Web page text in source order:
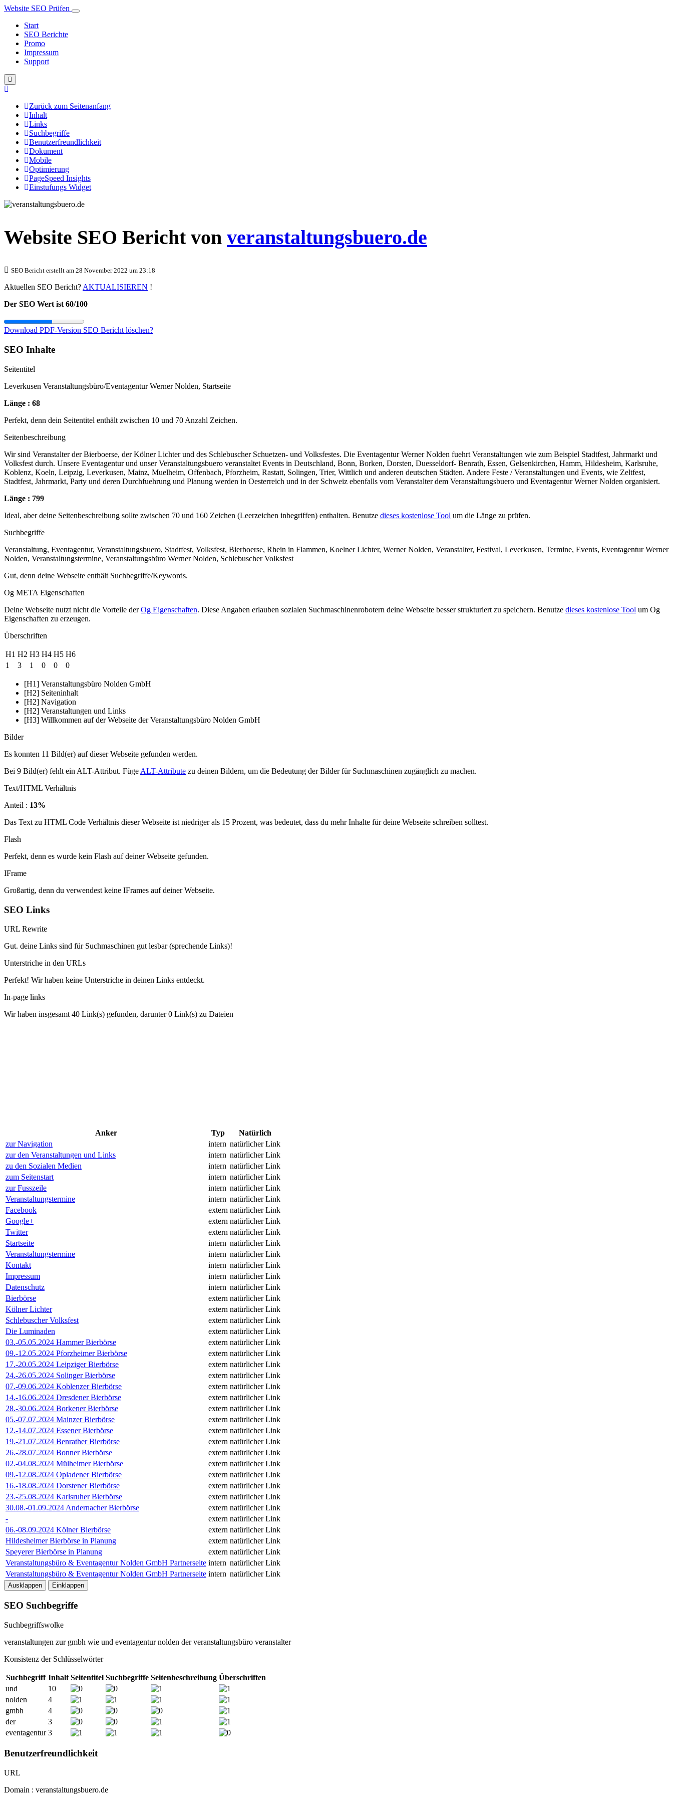
Website SEO Prüfen
Start
SEO Berichte
Promo
Impressum
Support
Zurück zum Seitenanfang
Inhalt
Links
Suchbegriffe
Benutzerfreundlichkeit
Dokument
Mobile
Optimierung
PageSpeed Insights
Einstufungs Widget
Website SEO Bericht von veranstaltungsbuero.de
SEO Bericht erstellt am 28 November 2022 um 23:18
Aktuellen SEO Bericht? AKTUALISIEREN !
Der SEO Wert ist 60/100
Download PDF-Version SEO Bericht löschen?
SEO Inhalte
Seitentitel
Leverkusen Veranstaltungsbüro/Eventagentur Werner Nolden, Startseite
Länge : 68
Perfekt, denn dein Seitentitel enthält zwischen 10 und 70 Anzahl Zeichen.
Seitenbeschreibung
Wir sind Veranstalter der Bierboerse, der Kölner Lichter und des Schlebuscher Schuetzen- und Volksfestes. Die Eventagentur Werner Nolden fuehrt Veranstaltungen wie zum Beispiel Stadtfest, Jahrmarkt und
Volksfest durch. Unsere Eventagentur und unser Veranstaltungsbuero veranstaltet Events in Deutschland, Bonn, Borken, Dorsten, Duesseldorf- Benrath, Essen, Gelsenkirchen, Hamm, Hildesheim, Karlsruhe,
Koblenz, Koeln, Leipzig, Leverkusen, Mainz, Muelheim, Offenbach, Pforzheim, Rastatt, Solingen, Trier, Wittlich und anderen deutschen Städten. Andere Feste / Veranstaltungen und Events, wie Zeltfest,
Stadtfest, Jahrmarkt, Party und deren Durchfuehrung und Planung werden in Oesterreich und in der Schweiz ebenfalls vom Veranstalter dem Veranstaltungsbuero und Eventagentur Werner Nolden organisiert.
Länge : 799
Ideal, aber deine Seitenbeschreibung sollte zwischen 70 und 160 Zeichen (Leerzeichen inbegriffen) enthalten. Benutze dieses kostenlose Tool um die Länge zu prüfen.
Suchbegriffe
Veranstaltung, Eventagentur, Veranstaltungsbuero, Stadtfest, Volksfest, Bierboerse, Rhein in Flammen, Koelner Lichter, Werner Nolden, Veranstalter, Festival, Leverkusen, Termine, Events, Eventagentur Werner
Nolden, Veranstaltungstermine, Veranstaltungsbüro Werner Nolden, Schlebuscher Volksfest
Gut, denn deine Webseite enthält Suchbegriffe/Keywords.
Og META Eigenschaften
Deine Webseite nutzt nicht die Vorteile derOg Eigenschaften. Diese Angaben erlauben sozialen Suchmaschinenrobotern deine Webseite besser strukturiert zu speichern. Benutze dieses kostenlose Tool um Og
Eigenschaften zu erzeugen.
Überschriften
H1 H2 H3 H4 H5 H6
1
3 1 0 0 0
[H1] Veranstaltungsbüro Nolden GmbH
[H2] Seiteninhalt
[H2] Navigation
[H2] Veranstaltungen und Links
[H3] Willkommen auf der Webseite der Veranstaltungsbüro Nolden GmbH
Bilder
Es konnten 11 Bild(er) auf dieser Webseite gefunden werden.
Bei 9 Bild(er) fehlt ein ALT-Attribut. Füge ALT-Attribute zu deinen Bildern, um die Bedeutung der Bilder für Suchmaschinen zugänglich zu machen.
Text/HTML Verhältnis
Anteil : 13%
Das Text zu HTML Code Verhältnis dieser Webseite ist niedriger als 15 Prozent, was bedeutet, dass du mehr Inhalte für deine Webseite schreiben solltest.
Flash
Perfekt, denn es wurde kein Flash auf deiner Webseite gefunden.
IFrame
Großartig, denn du verwendest keine IFrames auf deiner Webseite.
SEO Links
URL Rewrite
Gut. deine Links sind für Suchmaschinen gut lesbar (sprechende Links)!
Unterstriche in den URLs
Perfekt! Wir haben keine Unterstriche in deinen Links entdeckt.
In-page links
Wir haben insgesamt 40 Link(s) gefunden, darunter 0 Link(s) zu Dateien
Anker Typ
Natürlich
zur Navigation
intern natürlicher Link
zur den Veranstaltungen und Links
intern natürlicher Link
zu den Sozialen Medien
intern natürlicher Link
zum Seitenstart
intern natürlicher Link
zur Fusszeile
intern natürlicher Link
Veranstaltungstermine
intern natürlicher Link
Facebook
extern natürlicher Link
Google+
extern natürlicher Link
Twitter
extern natürlicher Link
Startseite
intern natürlicher Link
Veranstaltungstermine
intern natürlicher Link
Kontakt
intern natürlicher Link
Impressum
intern natürlicher Link
Datenschutz
intern natürlicher Link
Bierbörse
extern natürlicher Link
Kölner Lichter
extern natürlicher Link
Schlebuscher Volksfest
extern natürlicher Link
Die Luminaden
extern natürlicher Link
03.-05.05.2024 Hammer Bierbörse
extern natürlicher Link
09.-12.05.2024 Pforzheimer Bierbörse
extern natürlicher Link
17.-20.05.2024 Leipziger Bierbörse
extern natürlicher Link
24.-26.05.2024 Solinger Bierbörse
extern natürlicher Link
07.-09.06.2024 Koblenzer Bierbörse
extern natürlicher Link
14.-16.06.2024 Dresdener Bierbörse
extern natürlicher Link
28.-30.06.2024 Borkener Bierbörse
extern natürlicher Link
05.-07.07.2024 Mainzer Bierbörse
extern natürlicher Link
12.-14.07.2024 Essener Bierbörse
extern natürlicher Link
19.-21.07.2024 Benrather Bierbörse
extern natürlicher Link
26.-28.07.2024 Bonner Bierbörse
extern natürlicher Link
02.-04.08.2024 Mülheimer Bierbörse
extern natürlicher Link
09.-12.08.2024 Opladener Bierbörse
extern natürlicher Link
16.-18.08.2024 Dorstener Bierbörse
extern natürlicher Link
23.-25.08.2024 Karlsruher Bierbörse
extern natürlicher Link
30.08.-01.09.2024 Andernacher Bierbörse
extern natürlicher Link
-
extern natürlicher Link
06.-08.09.2024 Kölner Bierbörse
extern natürlicher Link
Hildesheimer Bierbörse in Planung
extern natürlicher Link
Speyerer Bierbörse in Planung
extern natürlicher Link
Veranstaltungsbüro & Eventagentur Nolden GmbH Partnerseite intern natürlicher Link
Veranstaltungsbüro & Eventagentur Nolden GmbH Partnerseite intern natürlicher Link
Ausklappen Einklappen
SEO Suchbegriffe
Suchbegriffswolke
veranstaltungen zur gmbh wie und eventagentur nolden der veranstaltungsbüro veranstalter
Konsistenz der Schlüsselwörter
Suchbegriff Inhalt Seitentitel Suchbegriffe Seitenbeschreibung Überschriften
und
10
nolden
4
gmbh
4
der
3
eventagentur 3
Benutzerfreundlichkeit
URL
Domain : veranstaltungsbuero.de